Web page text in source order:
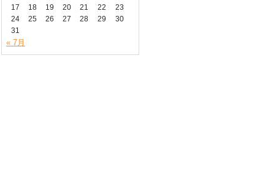
17
18 19 20 21 22
23
24
25 26 27 28 29
30
31
« 7月